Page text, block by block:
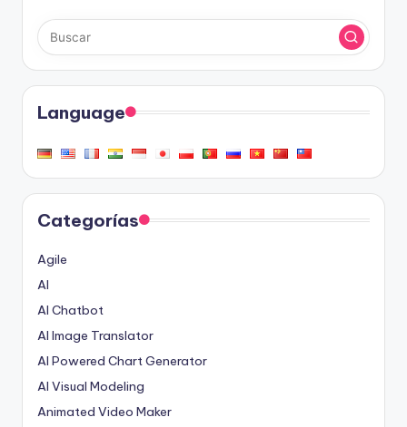
Language
Categorías
Agile
AI
AI Chatbot
AI Image Translator
AI Powered Chart Generator
AI Visual Modeling
Animated Video Maker